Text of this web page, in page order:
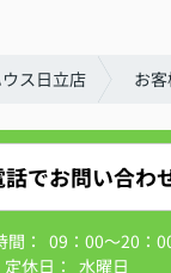
ス日立店 お
話でお問い合わ
間： 09：00～20：
定休日： 水曜日